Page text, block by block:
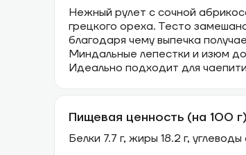
Нежный рулет с сочной
грецкого ореха. Тесто
благодаря чему выпечка
Миндальные лепестки и изюм
Идеально подходит для
Пищевая ценность (на 100 г)
Белки 7.7 г, жиры 18.2 г,